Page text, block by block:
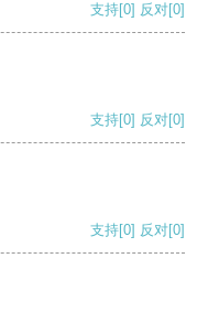
支持[0] 反对[0]
支持[0] 反对[0]
支持[0] 反对[0]